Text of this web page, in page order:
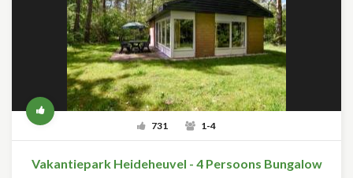
731 1-4
Vakantiepark Heideheuvel - 4 Persoons Bungalow